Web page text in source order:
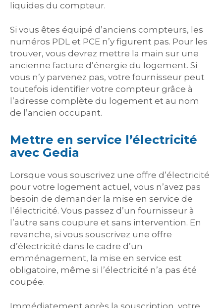
liquides du compteur.
Si vous êtes équipé d’anciens compteurs, les
numéros PDL et PCE n’y figurent pas. Pour les
trouver, vous devrez mettre la main sur une
ancienne facture d’énergie du logement. Si
vous n’y parvenez pas, votre fournisseur peut
toutefois identifier votre compteur grâce à
l’adresse complète du logement et au nom
de l’ancien occupant.
Mettre en service l’électricité
avec Gedia
Lorsque vous souscrivez une offre d’électricité
pour votre logement actuel, vous n’avez pas
besoin de demander la mise en service de
l’électricité. Vous passez d’un fournisseur à
l’autre sans coupure et sans intervention. En
revanche, si vous souscrivez une offre
d’électricité dans le cadre d’un
emménagement, la mise en service est
obligatoire, même si l’électricité n’a pas été
coupée.
Immédiatement après la souscription, votre